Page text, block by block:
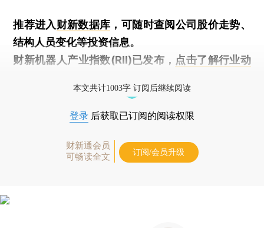
推荐进入财新数据库 ，可随时查阅公司股价走势、
结构人员变化等投资信息。
财新机器人产业指数(RII)已发布， 点击了解行业动
本文共计1003字 订阅后继续阅读
登录 后获取已订阅的阅读权限
财新通会员
可畅读全文
订阅/会员升级